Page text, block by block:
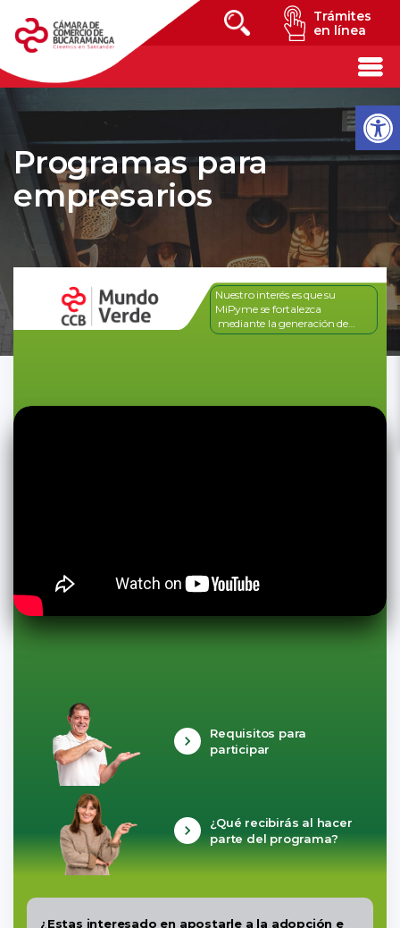
Trámites
en línea
Programas para
empresarios
Nuestro interés es que su
MiPyme se fortalezca
mediante la generación de
capacidades y adopción de
Requisitos para
participar
¿Qué recibirás al hacer
parte del programa?
¿Estas interesado en apostarle a la adopción e